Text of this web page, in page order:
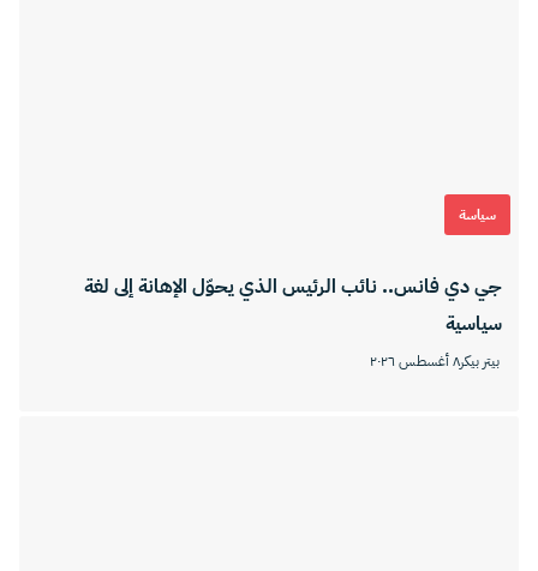
سياسة
جي دي فانس.. نائب الرئيس الذي يحوّل الإهانة إلى لغة
سياسية
بيتر بيكر٨ أغسطس ٢٠٢٦